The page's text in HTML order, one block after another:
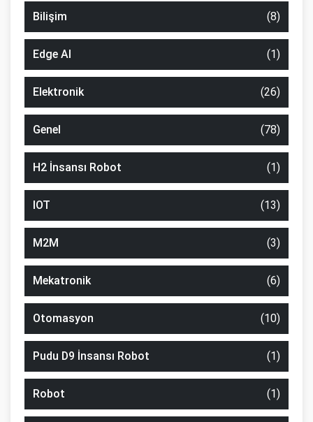
Bilişim (8)
Edge AI (1)
Elektronik (26)
Genel (78)
H2 İnsansı Robot (1)
IOT (13)
M2M (3)
Mekatronik (6)
Otomasyon (10)
Pudu D9 İnsansı Robot (1)
Robot (1)